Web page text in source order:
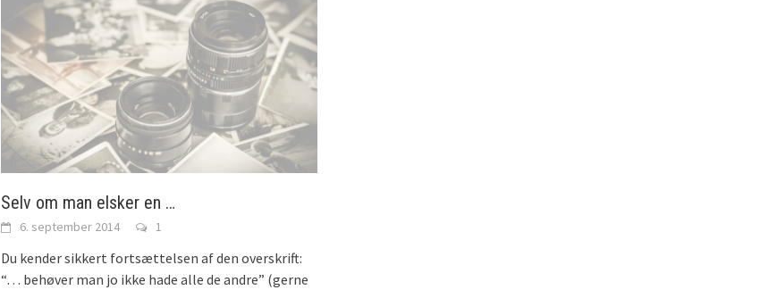
Selv om man elsker en …
6. september 2014 1
Du kender sikkert fortsættelsen af den overskrift:
“… behøver man jo ikke hade alle de andre” (gerne